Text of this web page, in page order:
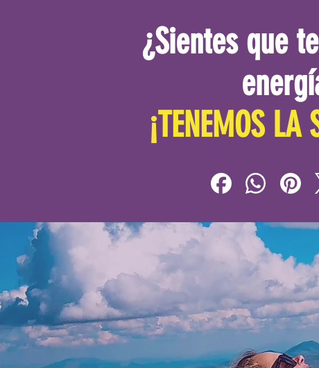
¿Sientes que
¡TENEMOS LA